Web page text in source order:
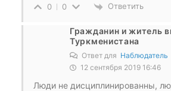
0 0 Ответить
Гражданин и житель
Туркменистана
Ответ для Наблюдатель
12 сентября 2019 16:46
Люди не дисциплинированны,